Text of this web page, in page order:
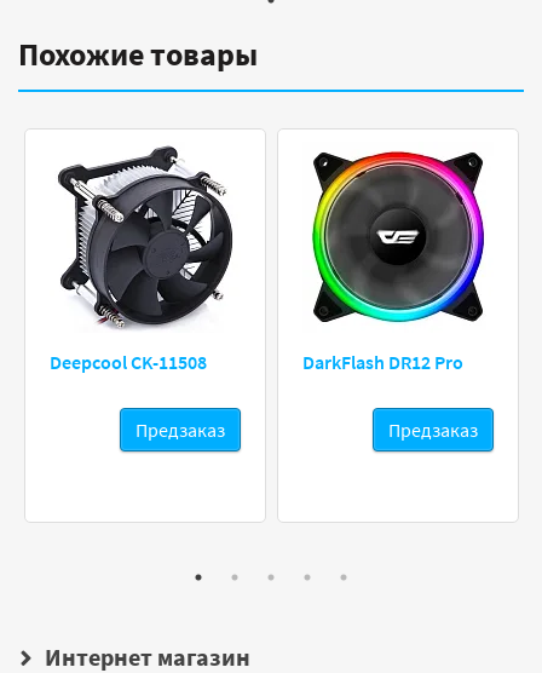
Похожие товары
Deepcool CK-11508
Предзаказ
DarkFlash DR12 Pro
Предзаказ
Интернет магазин